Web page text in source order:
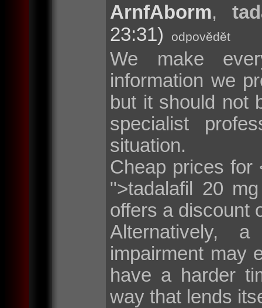
ArnfAborm,
23:31)
odpovědět
We make
information we
but it should not
specialist
situation.
Cheap prices for
">tadalafil 20
offers a discount
Alternatively,
impairment may
have a harder
way that lends